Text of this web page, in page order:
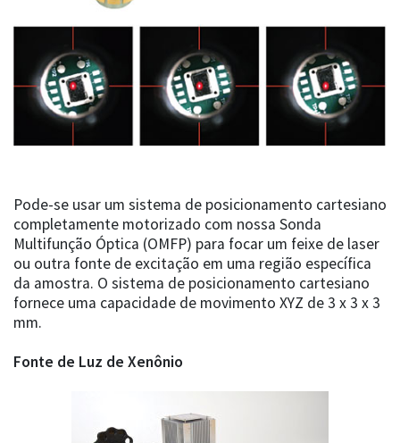
Pode-se usar um sistema de posicionamento cartesiano
completamente motorizado com nossa Sonda
Multifunção Óptica (OMFP) para focar um feixe de laser
ou outra fonte de excitação em uma região específica
da amostra. O sistema de posicionamento cartesiano
fornece uma capacidade de movimento XYZ de 3 x 3 x 3
mm.
Fonte de Luz de Xenônio